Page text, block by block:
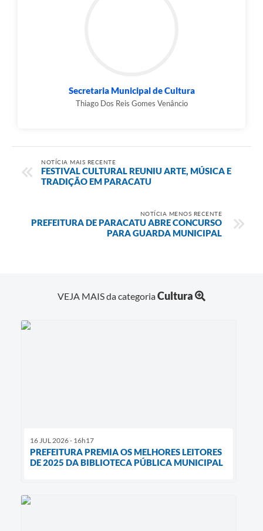
Secretaria Municipal de Cultura
Thiago Dos Reis Gomes Venâncio
NOTÍCIA MAIS RECENTE
FESTIVAL CULTURAL REUNIU ARTE, MÚSICA E
TRADIÇÃO EM PARACATU
NOTÍCIA MENOS RECENTE
PREFEITURA DE PARACATU ABRE CONCURSO
PARA GUARDA MUNICIPAL
VEJA MAIS da categoriaCultura
16 JUL 2026 - 16h17
PREFEITURA PREMIA OS MELHORES LEITORES
DE 2025 DA BIBLIOTECA PÚBLICA MUNICIPAL